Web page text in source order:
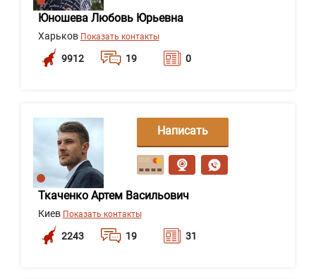
Юношева Любовь Юрьевна
Харьков Показать контакты
9912 19 0
Ткаченко Артем Васильович
Киев Показать контакты
2243 19 31
Написать
сообщение